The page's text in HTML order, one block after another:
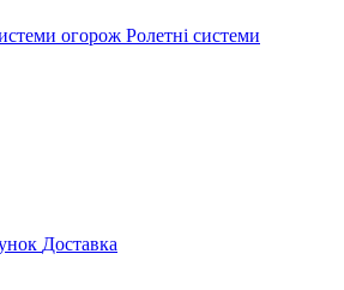
огорож Ролетні системи
Доставка